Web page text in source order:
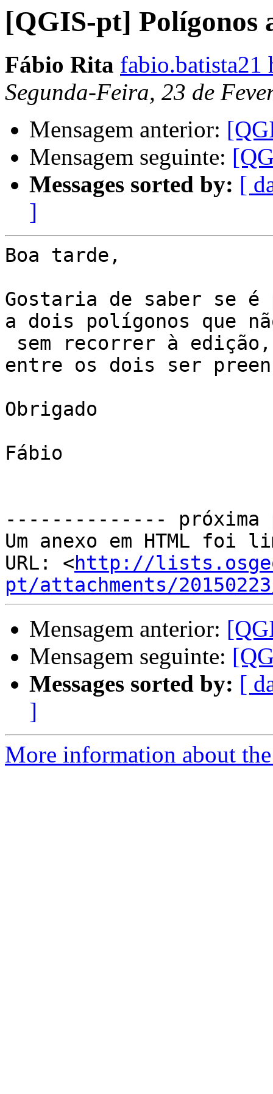
[QGIS-pt] Polígonos
Fábio Rita fabio.batista21
Segunda-Feira, 23 de
Mensagem anterior:
Mensagem seguinte:
Messages sorted by: [
]
Boa tarde,
Gostaria de saber se
a dois polígonos que
entre os dois ser
Obrigado
Fábio
--------------
Um anexo em HTML foi
URL: <http://
pt/attachments/
Mensagem anterior:
Mensagem seguinte:
Messages sorted by: [
]
More information about